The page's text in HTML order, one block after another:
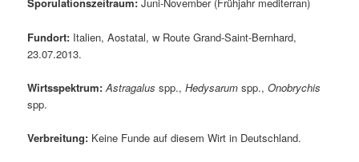
Sporulationszeitraum: Juni-November (Frühjahr mediterran)
Fundort: Italien, Aostatal, w Route Grand-Saint-Bernhard,
23.07.2013.
Wirtsspektrum: Astragalusspp.,Hedysarum spp.,Onobrychis
spp.
Verbreitung: Keine Funde auf diesem Wirt in Deutschland.